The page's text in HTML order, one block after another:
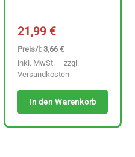
21,99€
Preis/l: 3,66 €
inkl. MwSt. – zzgl.
Versandkosten
In den Warenkorb